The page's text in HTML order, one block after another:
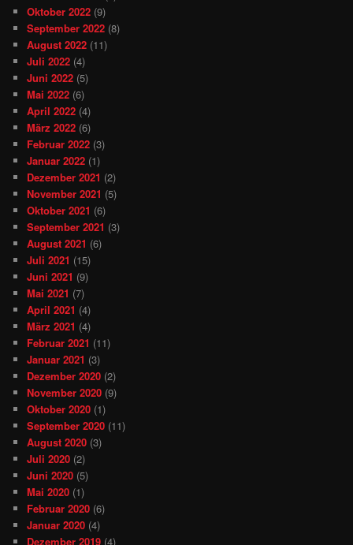
Oktober 2022 (9)
September 2022 (8)
August 2022 (11)
Juli 2022 (4)
Juni 2022 (5)
Mai 2022 (6)
April 2022 (4)
März 2022 (6)
Februar 2022 (3)
Januar 2022 (1)
Dezember 2021 (2)
November 2021 (5)
Oktober 2021 (6)
September 2021 (3)
August 2021 (6)
Juli 2021 (15)
Juni 2021 (9)
Mai 2021 (7)
April 2021 (4)
März 2021 (4)
Februar 2021 (11)
Januar 2021 (3)
Dezember 2020 (2)
November 2020 (9)
Oktober 2020 (1)
September 2020 (11)
August 2020 (3)
Juli 2020 (2)
Juni 2020 (5)
Mai 2020 (1)
Februar 2020 (6)
Januar 2020 (4)
Dezember 2019 (4)